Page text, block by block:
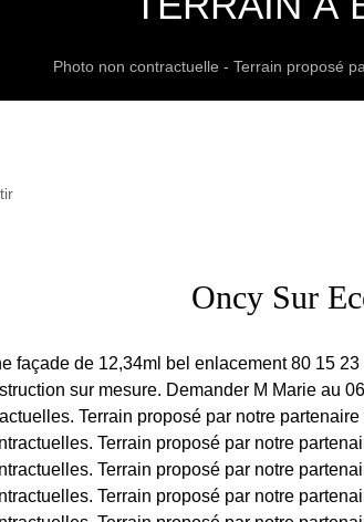
Photo non contractuelle - Terrain proposé
Oncy Sur
façade de 12,34ml bel enlacement 80 15
sur mesure. Demander M Marie au
Terrain proposé par notre
Terrain proposé par notre
Terrain proposé par notre
Terrain proposé par notre